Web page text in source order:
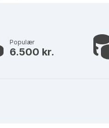
Populær
6.500 kr.